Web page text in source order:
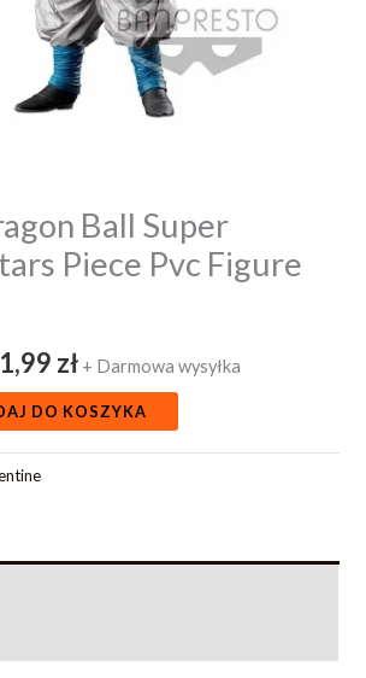
Ball Super
Piece Pvc Figure
zł + Darmowa wysyłka
DO KOSZYKA